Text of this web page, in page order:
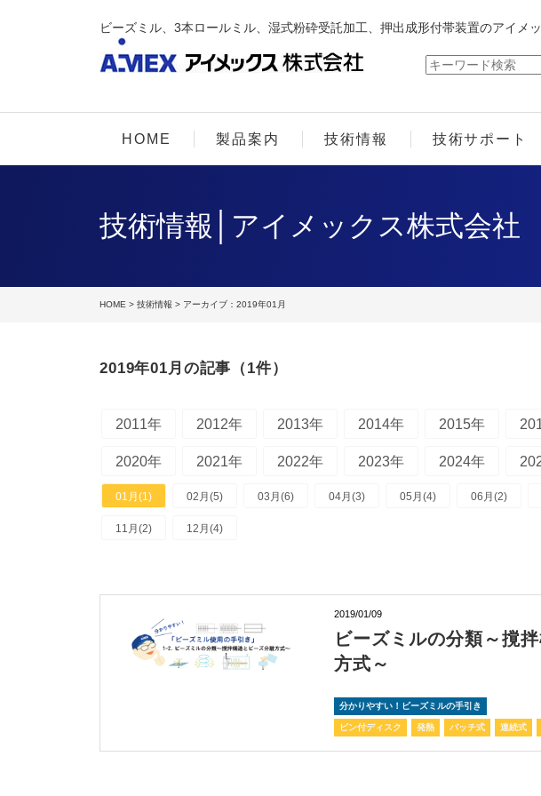
ビーズミル、3本ロールミル、湿式粉砕受託加工、押出成形付帯装置のアイメ
HOME 製品案内 技術情報 技術サポート
技術情報│アイメックス株式会社
HOME > 技術情報 > アーカイブ：2019年01月
2019年01月の記事（1件）
2011年 2012年 2013年 2014年 2015年
2020年 2021年 2022年 2023年 2024年
01月(1) 02月(5) 03月(6) 04月(3) 05月(4) 06月(2)
11月(2) 12月(4)
2019/01/09
ビーズミルの分類～撹
方式～
分かりやすい！ビーズミルの手引き
ピン付ディスク 発熱 バッチ式 連続式